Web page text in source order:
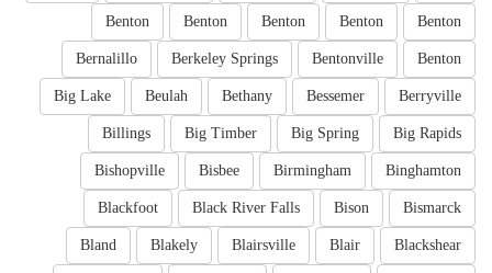
Benton
Benton
Benton
Benton
Benton
Benton
Bentonville
Berkeley Springs
Bernalillo
Berryville
Bessemer
Bethany
Beulah
Big Lake
Big Rapids
Big Spring
Big Timber
Billings
Binghamton
Birmingham
Bisbee
Bishopville
Bismarck
Bison
Black River Falls
Blackfoot
Blackshear
Blair
Blairsville
Blakely
Bland